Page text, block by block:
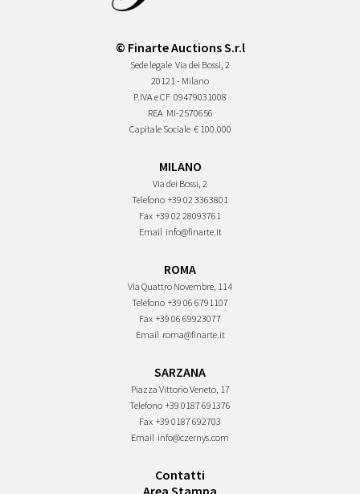
© Finarte Auctions S.r.l
Sede legale Via dei Bossi, 2
20121 - Milano
P.IVA e CF 09479031008
REA MI-2570656
Capitale Sociale € 100.000
MILANO
Via dei Bossi, 2
Telefono +39 02 3363801
Fax +39 02 28093761
Email info@finarte.it
ROMA
Via Quattro Novembre, 114
Telefono +39 06 6791107
Fax +39 06 69923077
Email roma@finarte.it
SARZANA
Piazza Vittorio Veneto, 17
Telefono +39 0187 691376
Fax +39 0187 692703
Email info@czernys.com
Contatti